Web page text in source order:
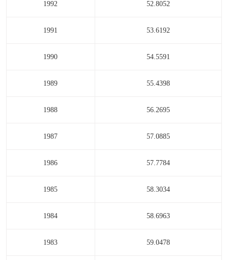
1992 52.8052
1991 53.6192
1990 54.5591
1989 55.4398
1988 56.2695
1987 57.0885
1986 57.7784
1985 58.3034
1984 58.6963
1983 59.0478